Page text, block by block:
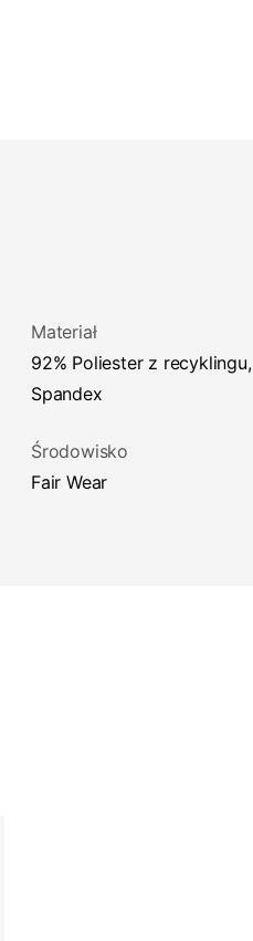
Materiał
92% Poliester z recyklingu, 8%
Spandex
Środowisko
Fair Wear